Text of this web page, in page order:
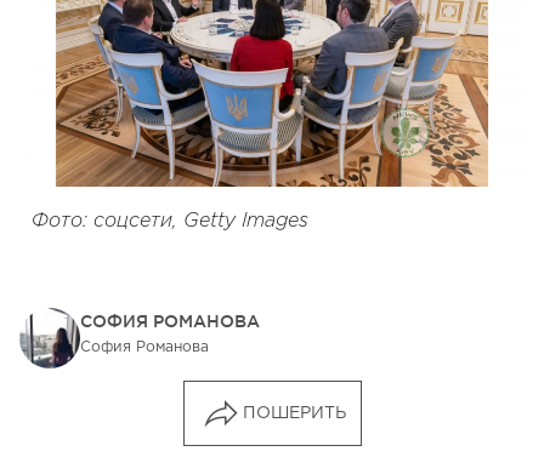
Фото: соцсети, Getty Images
СОФИЯ РОМАНОВА
София Романова
ПОШЕРИТЬ